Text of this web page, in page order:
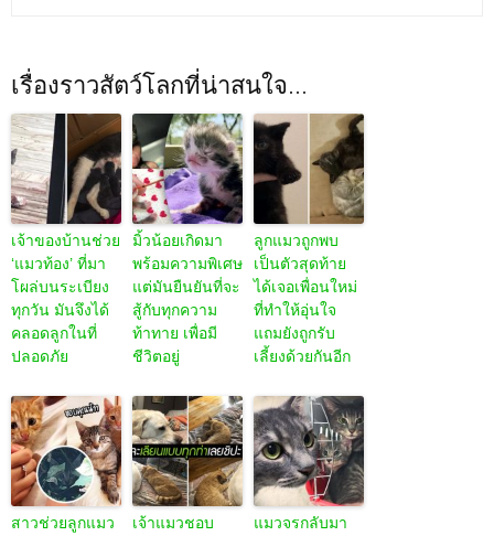
เรื่องราวสัตว์โลกที่น่าสนใจ...
เจ้าของบ้านช่วย
‘แมวท้อง’ ที่มา
โผล่บนระเบียง
ทุกวัน มันจึงได้
คลอดลูกในที่
ปลอดภัย
มิ้วน้อยเกิดมา
พร้อมความพิเศษ
แต่มันยืนยันที่จะ
สู้กับทุกความ
ท้าทาย เพื่อมี
ชีวิตอยู่
ลูกแมวถูกพบ
เป็นตัวสุดท้าย
ได้เจอเพื่อนใหม่
ที่ทำให้อุ่นใจ
แถมยังถูกรับ
เลี้ยงด้วยกันอีก
สาวช่วยลูกแมว
เจ้าแมวชอบ
แมวจรกลับมา